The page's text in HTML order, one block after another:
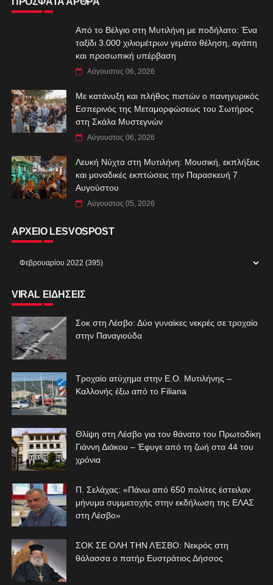
Από το Βέλγιο στη Μυτιλήνη με ποδήλατο: Ένα
ταξίδι 3.000 χιλιομέτρων γεμάτο θέληση, αγάπη
και προσωπική υπέρβαση
Αύγουστος 06, 2026
Με κατάνυξη και πλήθος πιστών ο πανηγυρικός
Εσπερινός της Μεταμορφώσεως του Σωτήρος
στη Σκάλα Μυστεγνών
Αύγουστος 06, 2026
Λευκή Νύχτα στη Μυτιλήνη: Μουσική, εκπλήξεις
και μοναδικές εκπτώσεις την Παρασκευή 7
Αυγούστου
Αύγουστος 05, 2026
ΑΡΧΕΙΟ LESVOSPOST
VIRAL ΕΙΔΗΣΕΙΣ
Σοκ στη Λέσβο: Δύο γυναίκες νεκρές σε τροχαίο
στην Παναγιούδα
Τροχαίο ατύχημα στην Ε.Ο. Μυτιλήνης –
Καλλονής έξω από το Filiana
Θλίψη στη Λέσβο για τον θάνατο του Πρωτοδίκη
Γιάννη Διάκου – Έφυγε από τη ζωή στα 44 του
χρόνια
Π. Σελάχας: «Πάνω από 650 πολίτες έστειλαν
μήνυμα συμμετοχής στην εκδήλωση της ΕΛΑΣ
στη Λέσβο»
ΣΟΚ ΣΕ ΟΛΗ ΤΗΝ ΛΈΣΒΟ: Νεκρός στη
θάλασσα ο πατήρ Ευστράτιος Δήσσος